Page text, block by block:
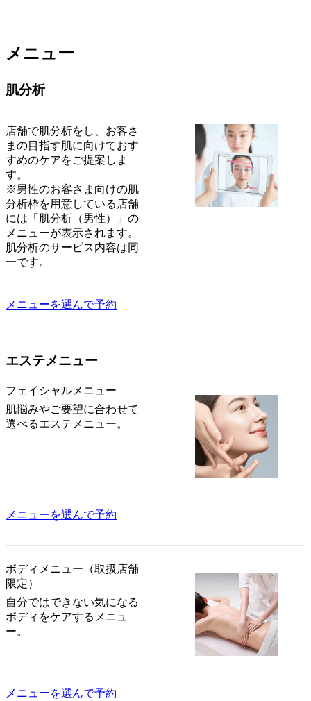
メニュー
肌分析
店舗で肌分析をし、お客さ
まの目指す肌に向けておす
すめのケアをご提案しま
す。
※男性のお客さま向けの肌
分析枠を用意している店舗
には「肌分析（男性）」の
メニューが表示されます。
肌分析のサービス内容は同
一です。
メニューを選んで予約
エステメニュー
フェイシャルメニュー
肌悩みやご要望に合わせて
選べるエステメニュー。
メニューを選んで予約
ボディメニュー（取扱店舗
限定）
自分ではできない気になる
ボディをケアするメニュ
ー。
メニューを選んで予約